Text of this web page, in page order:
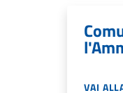
VAI